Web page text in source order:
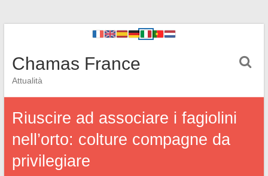
Chamas France
Attualità
Riuscire ad associare i fagiolini
nell’orto: colture compagne da
privilegiare